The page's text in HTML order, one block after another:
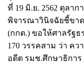
ที่ 19 มิ.ย. 2562 ตุลา
พิจารณาวินิจฉัยชี้ขา
(กกต.) ขอให้ศาลรัฐ
170 วรรคสาม ว่า ค
อดีต รมช.ศึกษาธิกา